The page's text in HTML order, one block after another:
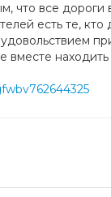
что все
есть те,